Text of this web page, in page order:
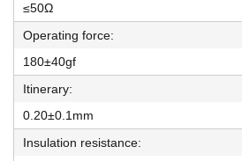
≤50Ω
Operating force:
180±40gf
Itinerary:
0.20±0.1mm
Insulation resistance: